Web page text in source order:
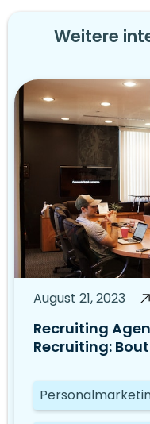
Weitere
August 21, 2023
Recruiting
Recruiting: